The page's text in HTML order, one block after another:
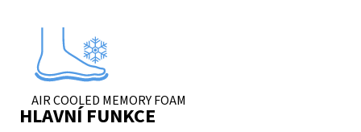
AIR COOLED MEMORY FOAM
HLAVNÍ FUNKCE